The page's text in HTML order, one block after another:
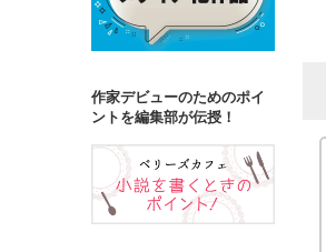
作家デビューのためのポイ
ントを編集部が伝授！